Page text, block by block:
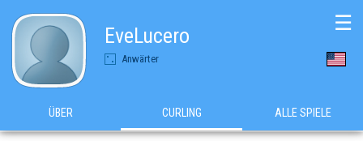
EveLucero
Anwärter
☰
ÜBER CURLING ALLE SPIELE